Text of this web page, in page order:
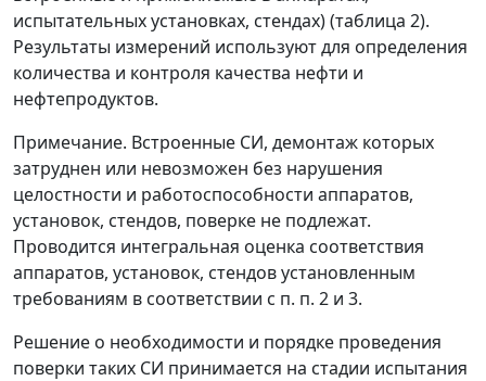
испытательных установках, стендах) (таблица 2).
Результаты измерений используют для определения
количества и контроля качества нефти и
нефтепродуктов.
Примечание. Встроенные СИ, демонтаж которых
затруднен или невозможен без нарушения
целостности и работоспособности аппаратов,
установок, стендов, поверке не подлежат.
Проводится интегральная оценка соответствия
аппаратов, установок, стендов установленным
требованиям в соответствии с п. п. 2 и 3.
Решение о необходимости и порядке проведения
поверки таких СИ принимается на стадии испытания